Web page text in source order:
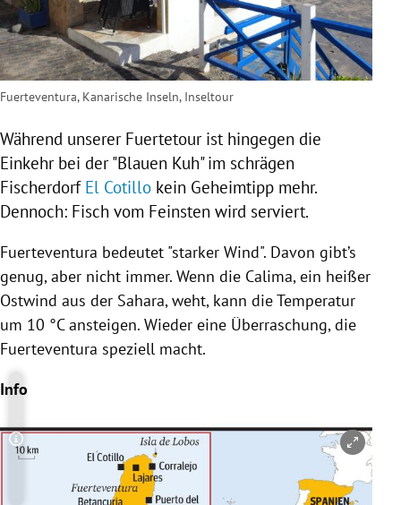
Fuerteventura, Kanarische Inseln, Inseltour
Während unserer Fuertetour ist hingegen die
Einkehr bei der "Blauen Kuh" im schrägen
Fischerdorf El Cotillo kein Geheimtipp mehr.
Dennoch: Fisch vom Feinsten wird serviert.
Fuerteventura bedeutet "starker Wind". Davon gibt’s
genug, aber nicht immer. Wenn die Calima, ein heißer
Ostwind aus der Sahara, weht, kann die Temperatur
um 10 °C ansteigen. Wieder eine Überraschung, die
Fuerteventura speziell macht.
Info
Copyright-Hinweis öffnen/schließen